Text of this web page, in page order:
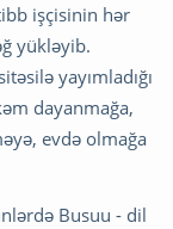
işçisinin hər
yükləyib.
yayımladığı
dayanmağa,
evdə olmağa
Busuu - dil